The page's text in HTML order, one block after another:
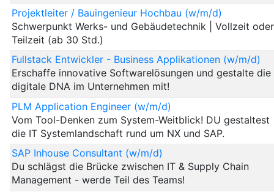
Projektleiter / Bauingenieur Hochbau (w/m/d)
Schwerpunkt Werks- und Gebäudetechnik | Vollzeit oder
Teilzeit (ab 30 Std.)
Fullstack Entwickler - Business Applikationen (w/m/d)
Erschaffe innovative Softwarelösungen und gestalte die
digitale DNA im Unternehmen mit!
PLM Application Engineer (w/m/d)
Vom Tool-Denken zum System-Weitblick! DU gestaltest
die IT Systemlandschaft rund um NX und SAP.
SAP Inhouse Consultant (w/m/d)
Du schlägst die Brücke zwischen IT & Supply Chain
Management - werde Teil des Teams!